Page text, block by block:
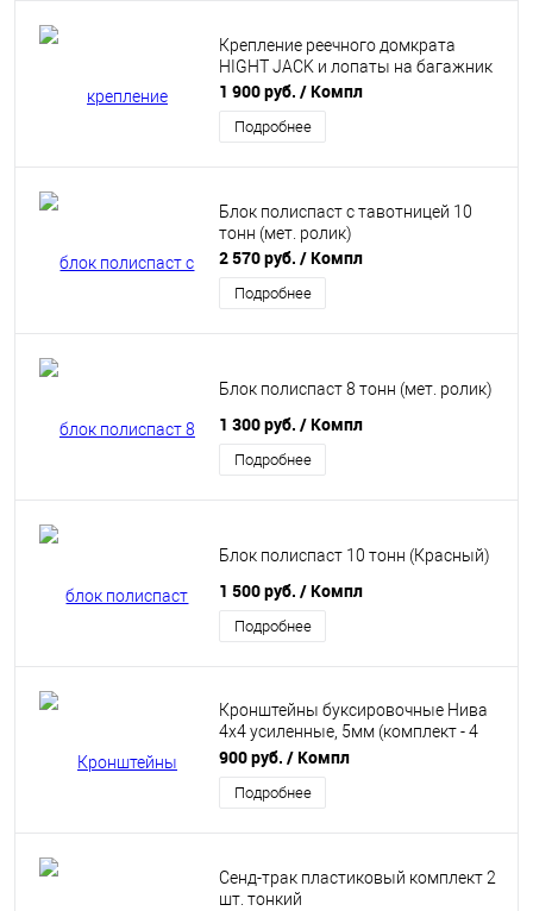
Крепление реечного домкрата
HIGHT JACK и лопаты на багажник
1 900 руб. / Компл
Подробнее
Блок полиспаст с тавотницей 10
тонн (мет. ролик)
2 570 руб. / Компл
Подробнее
Блок полиспаст 8 тонн (мет. ролик)
1 300 руб. / Компл
Подробнее
Блок полиспаст 10 тонн (Красный)
1 500 руб. / Компл
Подробнее
Кронштейны буксировочные Нива
4х4 усиленные, 5мм (комплект - 4
шт) PBK
900 руб. / Компл
Подробнее
Сенд-трак пластиковый комплект 2
шт. тонкий